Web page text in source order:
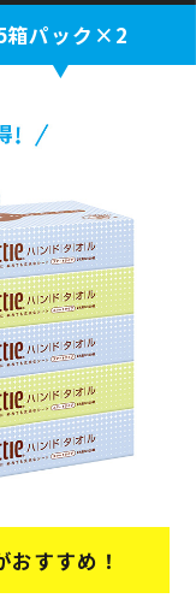
箱パック×2
すすめ！